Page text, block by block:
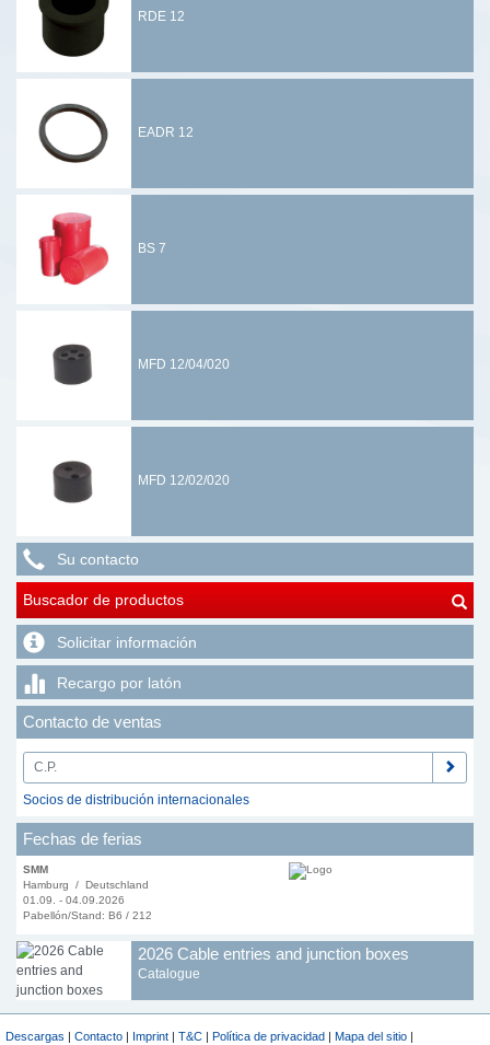
RDE 12
EADR 12
BS 7
MFD 12/04/020
MFD 12/02/020
Su contacto
Buscador de productos
Solicitar información
Recargo por latón
Contacto de ventas
Socios de distribución internacionales
Fechas de ferias
SMM
Hamburg / Deutschland
01.09. - 04.09.2026
Pabellón/Stand: B6 / 212
2026 Cable entries and junction boxes
Catalogue
Descargas | Contacto | Imprint | T&C | Política de privacidad | Mapa del sitio |